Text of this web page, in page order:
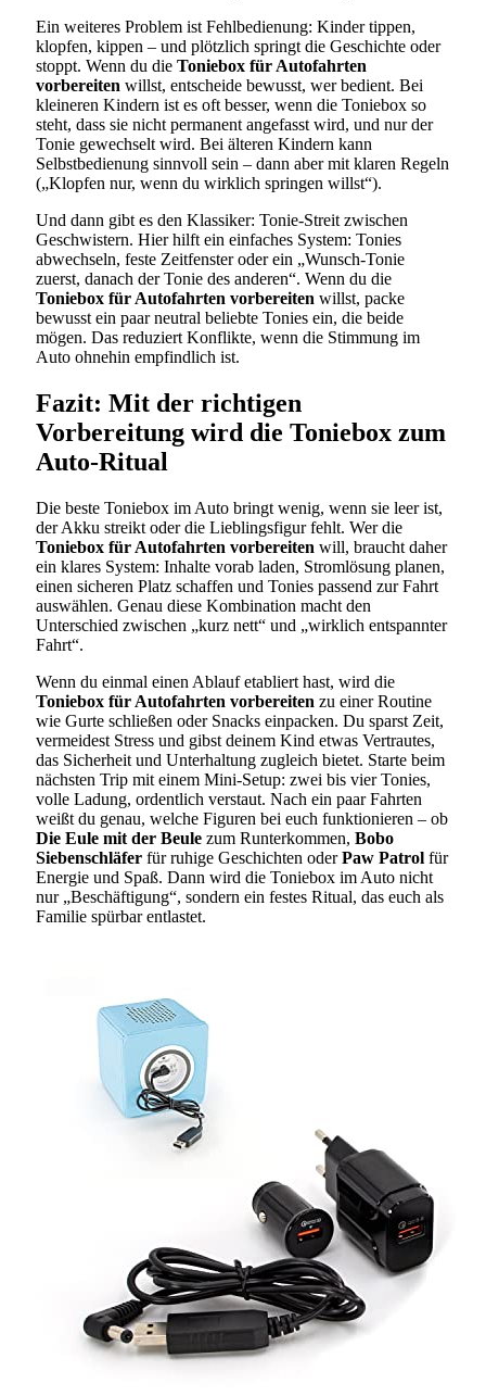
Ein weiteres Problem ist Fehlbedienung: Kinder tippen,
klopfen, kippen – und plötzlich springt die Geschichte oder
stoppt. Wenn du die Toniebox für Autofahrten
vorbereiten willst, entscheide bewusst, wer bedient. Bei
kleineren Kindern ist es oft besser, wenn die Toniebox so
steht, dass sie nicht permanent angefasst wird, und nur der
Tonie gewechselt wird. Bei älteren Kindern kann
Selbstbedienung sinnvoll sein – dann aber mit klaren Regeln
(„Klopfen nur, wenn du wirklich springen willst“).
Und dann gibt es den Klassiker: Tonie-Streit zwischen
Geschwistern. Hier hilft ein einfaches System: Tonies
abwechseln, feste Zeitfenster oder ein „Wunsch-Tonie
zuerst, danach der Tonie des anderen“. Wenn du die
Toniebox für Autofahrten vorbereiten willst, packe
bewusst ein paar neutral beliebte Tonies ein, die beide
mögen. Das reduziert Konflikte, wenn die Stimmung im
Auto ohnehin empfindlich ist.
Fazit: Mit der richtigen
Vorbereitung wird die Toniebox zum
Auto-Ritual
Die beste Toniebox im Auto bringt wenig, wenn sie leer ist,
der Akku streikt oder die Lieblingsfigur fehlt. Wer die
Toniebox für Autofahrten vorbereiten will, braucht daher
ein klares System: Inhalte vorab laden, Stromlösung planen,
einen sicheren Platz schaffen und Tonies passend zur Fahrt
auswählen. Genau diese Kombination macht den
Unterschied zwischen „kurz nett“ und „wirklich entspannter
Fahrt“.
Wenn du einmal einen Ablauf etabliert hast, wird die
Toniebox für Autofahrten vorbereiten zu einer Routine
wie Gurte schließen oder Snacks einpacken. Du sparst Zeit,
vermeidest Stress und gibst deinem Kind etwas Vertrautes,
das Sicherheit und Unterhaltung zugleich bietet. Starte beim
nächsten Trip mit einem Mini-Setup: zwei bis vier Tonies,
volle Ladung, ordentlich verstaut. Nach ein paar Fahrten
weißt du genau, welche Figuren bei euch funktionieren – ob
Die Eule mit der Beule zum Runterkommen, Bobo
Siebenschläfer für ruhige Geschichten oderPaw Patrol für
Energie und Spaß. Dann wird die Toniebox im Auto nicht
nur „Beschäftigung“, sondern ein festes Ritual, das euch als
Familie spürbar entlastet.